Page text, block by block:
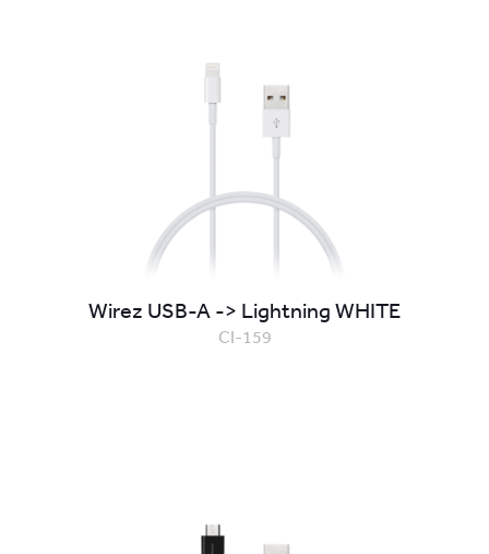
Wirez USB-A -> Lightning WHITE
CI-159